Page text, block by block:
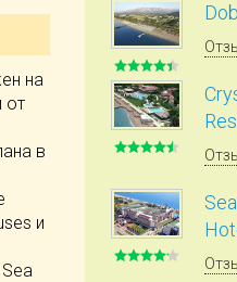
на
от
в
и